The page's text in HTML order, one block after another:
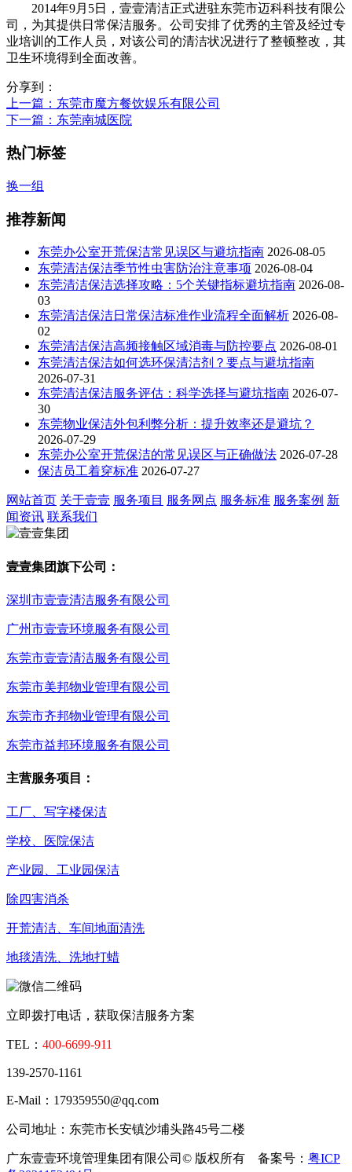
2014年9月5日，壹壹清洁正式进驻东莞市迈科科技有限公
司，为其提供日常保洁服务。公司安排了优秀的主管及经过专
业培训的工作人员，对该公司的清洁状况进行了整顿整改，其
卫生环境得到全面改善。
分享到：
上一篇 ：东莞市魔方餐饮娱乐有限公司
下一篇 ：东莞南城医院
热门标签
换一组
推荐新闻
东莞办公室开荒保洁常见误区与避坑指南 2026-08-05
东莞清洁保洁季节性虫害防治注意事项 2026-08-04
东莞清洁保洁选择攻略：5个关键指标避坑指南 2026-08-
03
东莞清洁保洁日常保洁标准作业流程全面解析 2026-08-
02
东莞清洁保洁高频接触区域消毒与防控要点 2026-08-01
东莞清洁保洁如何选环保清洁剂？要点与避坑指南
2026-07-31
东莞清洁保洁服务评估：科学选择与避坑指南 2026-07-
30
东莞物业保洁外包利弊分析：提升效率还是避坑？
2026-07-29
东莞办公室开荒保洁的常见误区与正确做法 2026-07-28
保洁员工着穿标准 2026-07-27
网站首页 关于壹壹 服务项目 服务网点 服务标准 服务案例 新
闻资讯 联系我们
壹壹集团旗下公司：
深圳市壹壹清洁服务有限公司
广州市壹壹环境服务有限公司
东莞市壹壹清洁服务有限公司
东莞市美邦物业管理有限公司
东莞市齐邦物业管理有限公司
东莞市益邦环境服务有限公司
主营服务项目：
工厂、写字楼保洁
学校、医院保洁
产业园、工业园保洁
除四害消杀
开荒清洁、车间地面清洗
地毯清洗、洗地打蜡
立即拨打电话，获取保洁服务方案
TEL： 400-6699-911
139-2570-1161
E-Mail：179359550@qq.com
公司地址：东莞市长安镇沙埔头路45号二楼
广东壹壹环境管理集团有限公司© 版权所有 备案号： 粤ICP